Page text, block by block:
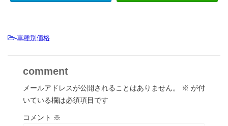
-車種別価格
comment
メールアドレスが公開されることはありません。 ※ が付
いている欄は必須項目です
コメント ※